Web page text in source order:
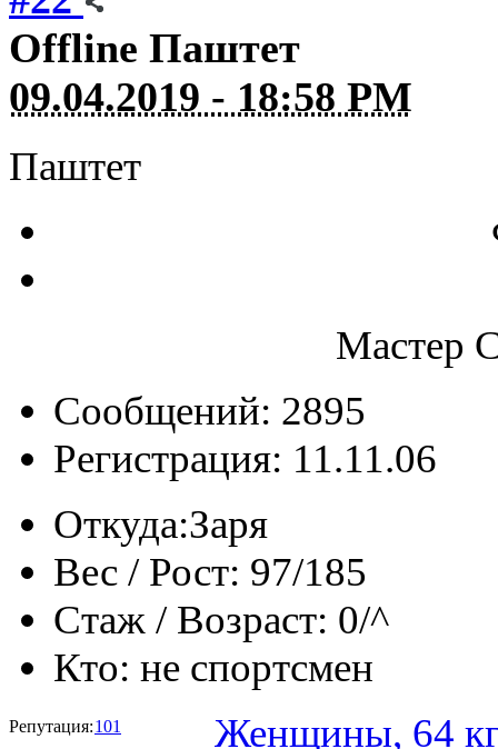
Offline Паштет
09.04.2019 - 18:58 PM
Паштет
Мастер
Сообщений: 2895
Регистрация: 11.11.06
Откуда:Заря
Вес / Рост: 97/185
Стаж / Возраст: 0/^
Кто: не спортсмен
Репутация:101 Женщины, 64